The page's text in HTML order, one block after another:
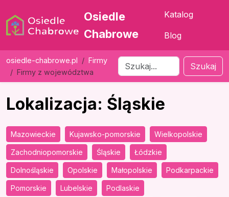
Osiedle
Chabrowe
Katalog
Blog
osiedle-chabrowe.pl
Firmy
Firmy z województwa
Szukaj
Lokalizacja: Śląskie
Mazowieckie Kujawsko-pomorskie Wielkopolskie
Zachodniopomorskie Śląskie Łódzkie
Dolnośląskie Opolskie Małopolskie Podkarpackie
Pomorskie Lubelskie Podlaskie